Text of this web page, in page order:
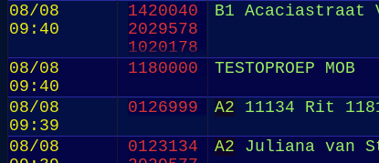
08/08
09:40
1420040
2029578
1020178
B1 Acaciastraat
08/08
09:40
1180000 TESTOPROEP MOB
08/08
09:39
0126999 A2 11134 Rit
08/08
0123134
A2 Juliana van